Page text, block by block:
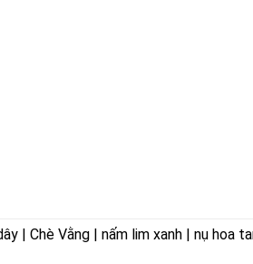
| Chè Vằng | nấm lim xanh | nụ